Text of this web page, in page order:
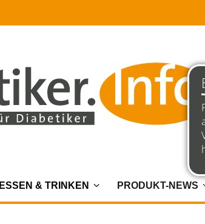
ESSEN & TRINKEN PRODUKT-NEWS